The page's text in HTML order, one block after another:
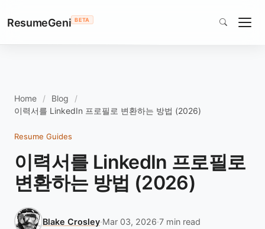
ResumeGeni BETA
Home
Blog
이력서를 LinkedIn 프로필로 변환하는 방법 (2026)
Resume Guides
이력서를 LinkedIn 프로필로
변환하는 방법 (2026)
Blake Crosley·Mar 03, 2026·7 min read